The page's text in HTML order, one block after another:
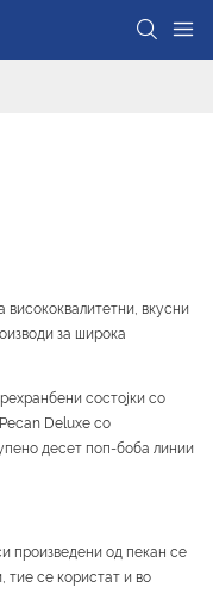
вкусни
за широка
состојки со
Deluxe со
десет поп-боба линии
произведени од пекан се
тие се користат и во